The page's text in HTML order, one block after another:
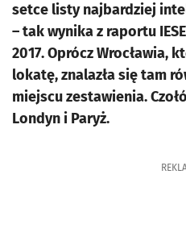
setce listy najbardziej
– tak wynika z raportu
2017. Oprócz Wrocławia,
lokatę, znalazła się tam
miejscu zestawienia.
Londyn i Paryż.